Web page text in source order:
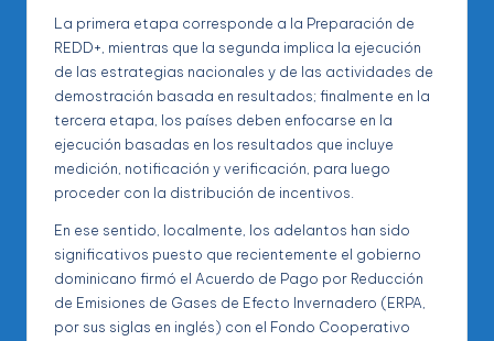
La primera etapa corresponde a la Preparación de
REDD+, mientras que la segunda implica la ejecución
de las estrategias nacionales y de las actividades de
demostración basada en resultados; finalmente en la
tercera etapa, los países deben enfocarse en la
ejecución basadas en los resultados que incluye
medición, notificación y verificación, para luego
proceder con la distribución de incentivos.
En ese sentido, localmente, los adelantos han sido
significativos puesto que recientemente el gobierno
dominicano firmó el Acuerdo de Pago por Reducción
de Emisiones de Gases de Efecto Invernadero (ERPA,
por sus siglas en inglés) con el Fondo Cooperativo